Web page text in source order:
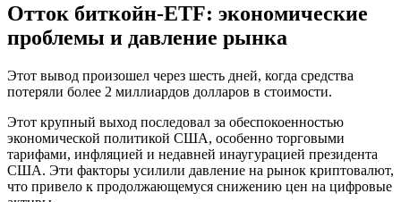
Отток биткойн-ETF: экономические
проблемы и давление рынка
Этот вывод произошел через шесть дней, когда средства
потеряли более 2 миллиардов долларов в стоимости.
Этот крупный выход последовал за обеспокоенностью
экономической политикой США, особенно торговыми
тарифами, инфляцией и недавней инаугурацией президента
США. Эти факторы усилили давление на рынок криптовалют,
что привело к продолжающемуся снижению цен на цифровые